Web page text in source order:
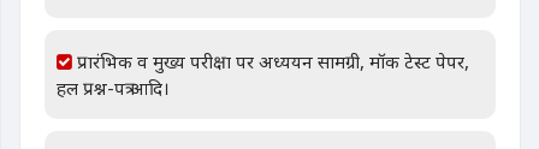
प्रारंभिक व मुख्य परीक्षा पर अध्ययन सामग्री, मॉक टेस्ट पेपर,
हल प्रश्न-पत्र आदि।